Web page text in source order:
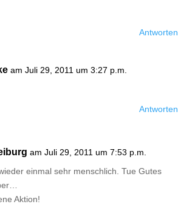
Antworten
am Juli 29, 2011 um 3:27 p.m.
Antworten
am Juli 29, 2011 um 7:53 p.m.
einmal sehr menschlich. Tue Gutes
Aktion!